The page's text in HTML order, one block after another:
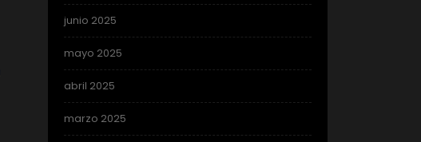
junio 2025
mayo 2025
abril 2025
marzo 2025